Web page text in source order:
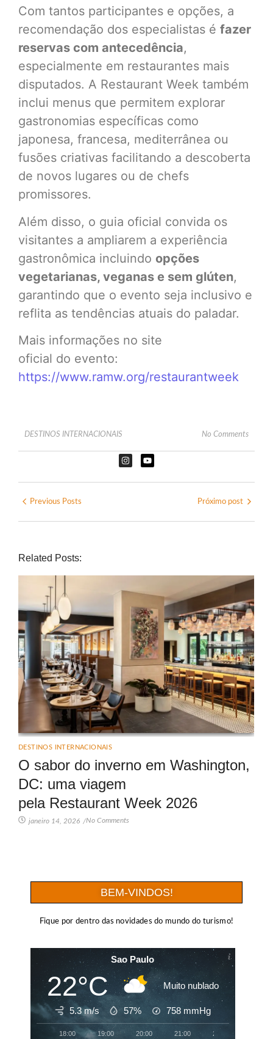
Com tantos participantes e opções, a
recomendação dos especialistas é fazer
reservas com antecedência,
especialmente em restaurantes mais
disputados. A Restaurant Week também
inclui menus que permitem explorar
gastronomias específicas como
japonesa, francesa, mediterrânea ou
fusões criativas facilitando a descoberta
de novos lugares ou de chefs
promissores.
Além disso, o guia oficial convida os
visitantes a ampliarem a experiência
gastronômica incluindo opções
vegetarianas, veganas e sem glúten,
garantindo que o evento seja inclusivo e
reflita as tendências atuais do paladar.
Mais informações no site
oficial do evento:
https://www.ramw.org/restaurantweek
DESTINOS INTERNACIONAIS No Comments
Previous Posts Próximo post
Related Posts:
DESTINOS INTERNACIONAIS
O sabor do inverno em Washington,
DC: uma viagem
pela Restaurant Week 2026
janeiro 14, 2026 /No Comments
BEM-VINDOS!
Fique por dentro das novidades do mundo do turismo!
Sao Paulo
22°C Muito nublado
5.3 m/s 57% 758 mmHg
18:00 19:00 20:00 21:00 22:00